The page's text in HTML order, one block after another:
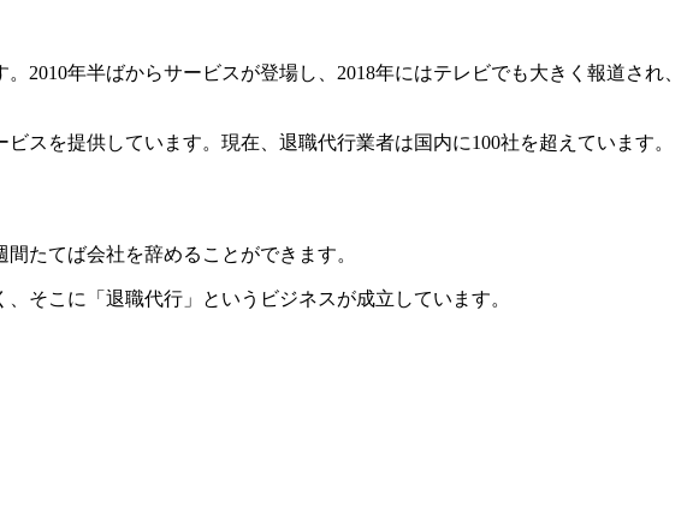
年半ばからサービスが登場し、2018年にはテレビでも大きく報道され、
スを提供しています。現在、退職代行業者は国内に100社を超えています。
たてば会社を辞めることができます。
そこに「退職代行」というビジネスが成立しています。